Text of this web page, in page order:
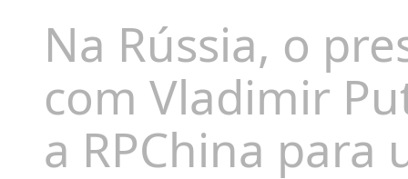
Na Rússia, o
com Vladimir
a RPChina para